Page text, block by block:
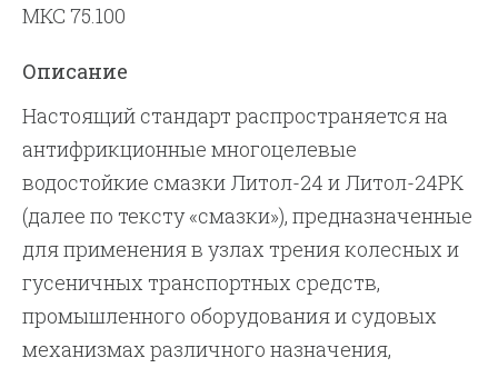
МКС 75.100
Описание
Настоящий стандарт распространяется на
антифрикционные многоцелевые
водостойкие смазки Литол-24 и Литол-24РК
(далее по тексту «смазки»), предназначенные
для применения в узлах трения колесных и
гусеничных транспортных средств,
промышленного оборудования и судовых
механизмах различного назначения,